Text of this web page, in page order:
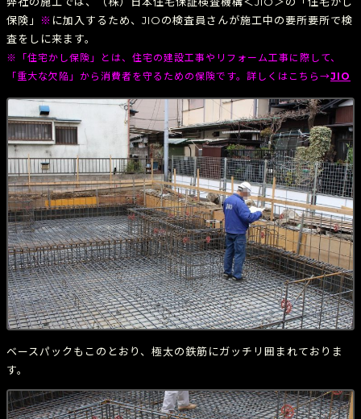
保険」
※ に加入するため、JIOの検査員さんが施工中の要所要所で検
査をしに来ます。
※「住宅かし保険」とは、住宅の建設工事やリフォーム工事に際して、
「重大な欠陥」から消費者を守るための保険です。詳しくはこちら→JIO
ベースパックもこのとおり、極太の鉄筋にガッチリ囲まれておりま
す。